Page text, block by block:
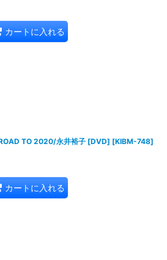
カートに入れる
TO 2020/永井裕子 [DVD] [KIBM-748]
カートに入れる